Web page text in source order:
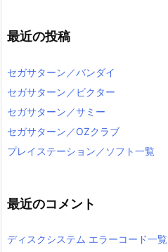
最近の投稿
セガサターン／バンダイ
セガサターン／ビクター
セガサターン／サミー
セガサターン／OZクラブ
プレイステーション／ソフト一覧
最近のコメント
ディスクシステム エラーコード一覧